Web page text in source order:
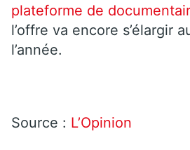
plateforme de
l’offre va encore s’élargir
l’année.
Source : L’Opinion